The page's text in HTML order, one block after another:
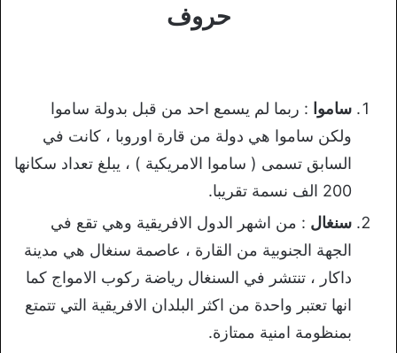
حروف
ساموا : ربما لم يسمع احد من قبل بدولة ساموا
ولكن ساموا هي دولة من قارة اوروبا ، كانت في
السابق تسمى ( ساموا الامريكية ) ، يبلغ تعداد سكانها
200 الف نسمة تقريبا.
سنغال : من اشهر الدول الافريقية وهي تقع في
الجهة الجنوبية من القارة ، عاصمة سنغال هي مدينة
داكار ، تنتشر في السنغال رياضة ركوب الامواج كما
انها تعتبر واحدة من اكثر البلدان الافريقية التي تتمتع
بمنظومة امنية ممتازة.